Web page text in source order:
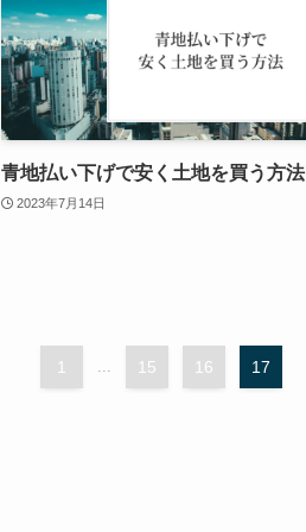
青地払い下げで安く土地を買う方法
2023年7月14日
1 15 16 17